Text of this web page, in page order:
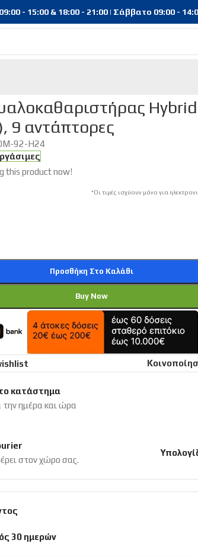
- 15:00 & 18:00 - 21:00 | Σάββατο 09:00 -
9 αντάπτορες
92-H24
this product now!
*Οι τιμές ισχύουν μόνο για
Προσθήκη Στο Καλάθι
Buy Now
κατάστημα
την ημέρα και ώρα
στον χώρο σας.
30 ημερών